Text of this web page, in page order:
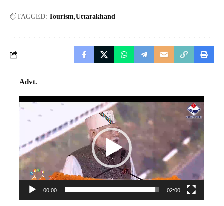
TAGGED: Tourism Uttarakhand
Advt.
Video
00:00 02:00